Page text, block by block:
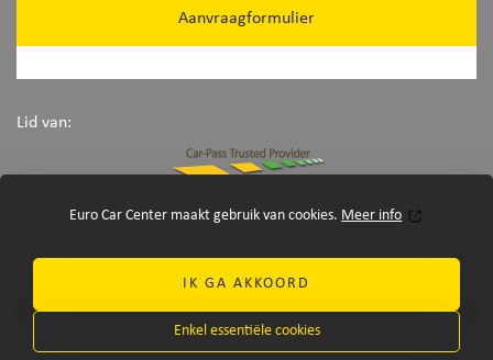
Euro Car Center maakt gebruik van cookies. Meer info
IK GA AKKOORD
Enkel essentiële cookies
Aanvraagformulier
Lid van:
©Euro Car Center 2026 -disclaimer